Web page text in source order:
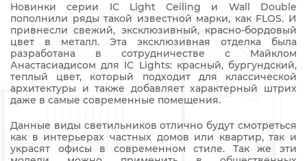
Новинки серии IC Light Ceiling и Wall Double
пополнили ряды такой известной марки, как FLOS. И
привнесли свежий, эксклюзивный, красно-бордовый
цвет в металл. Эта эксклюзивная отделка была
разработана в сотрудничестве с Майклом
Анастасиадисом для IC Lights: красный, бургундский,
теплый цвет, который подходит для классической
архитектуры и также добавляет характерный штрих
даже в самые современные помещения.
Данные виды светильников отлично будут смотреться
как в интерьерах частных домов или квартир, так и
украсят офисы в современном стиле. Так же эти